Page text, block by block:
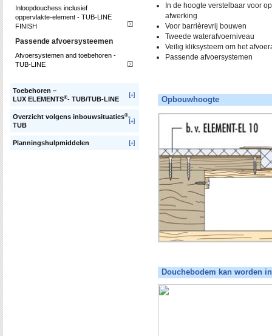
Inloopdouchess inclusief
oppervlakte-element - TUB-LINE
FINISH
Passende afvoersysteemen
Afvoersystemen and toebehoren -
TUB-LINE
Toebehoren –
LUX ELEMENTS®- TUB/TUB-LINE
Overzicht volgens inbouwsituaties®-
TUB
Planningshulpmiddelen
In de hoogte verstelbaar voor
afwerking
Voor barrièrevrij bouwen
Tweede waterafvoerniveau
Veilig kliksysteem om het
Passende afvoersystemen
Opbouwhoogte
Douchebodem kan worden